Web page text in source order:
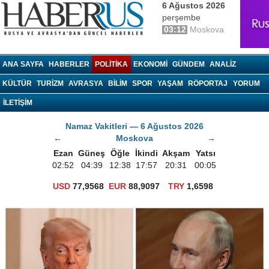
6 Ağustos 2026
perşembe
03:12 Moskova
ANA SAYFA HABERLER POLITIKA EKONOMI GÜNDEM ANALIZ
KÜLTÜR TURIZM AVRASYA BILIM SPOR YAŞAM RÖPORTAJ YORUM
İLETİŞİM
Namaz Vakitleri — 6 Ağustos 2026
←
Moskova
→
Ezan Güneş Öğle İkindi Akşam
Yatsı
02:52
04:39 12:38 17:57 20:31 00:05
USD 77,9568 EUR 88,9097 TRY1,6598